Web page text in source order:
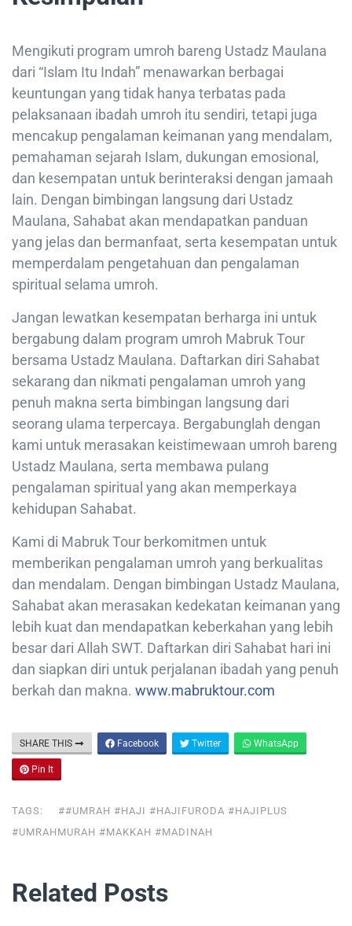
Mengikuti program umroh bareng Ustadz Maulana
dari “Islam Itu Indah” menawarkan berbagai
keuntungan yang tidak hanya terbatas pada
pelaksanaan ibadah umroh itu sendiri, tetapi juga
mencakup pengalaman keimanan yang mendalam,
pemahaman sejarah Islam, dukungan emosional,
dan kesempatan untuk berinteraksi dengan jamaah
lain. Dengan bimbingan langsung dari Ustadz
Maulana, Sahabat akan mendapatkan panduan
yang jelas dan bermanfaat, serta kesempatan untuk
memperdalam pengetahuan dan pengalaman
spiritual selama umroh.
Jangan lewatkan kesempatan berharga ini untuk
bergabung dalam program umroh Mabruk Tour
bersama Ustadz Maulana. Daftarkan diri Sahabat
sekarang dan nikmati pengalaman umroh yang
penuh makna serta bimbingan langsung dari
seorang ulama terpercaya. Bergabunglah dengan
kami untuk merasakan keistimewaan umroh bareng
Ustadz Maulana, serta membawa pulang
pengalaman spiritual yang akan memperkaya
kehidupan Sahabat.
Kami di Mabruk Tour berkomitmen untuk
memberikan pengalaman umroh yang berkualitas
dan mendalam. Dengan bimbingan Ustadz Maulana,
Sahabat akan merasakan kedekatan keimanan yang
lebih kuat dan mendapatkan keberkahan yang lebih
besar dari Allah SWT. Daftarkan diri Sahabat hari ini
dan siapkan diri untuk perjalanan ibadah yang penuh
berkah dan makna. www.mabruktour.com
SHARE THIS Facebook Twitter WhatsApp
Pin It
TAGS:
##UMRAH #HAJI #HAJIFURODA #HAJIPLUS
#UMRAHMURAH #MAKKAH #MADINAH
Related Posts